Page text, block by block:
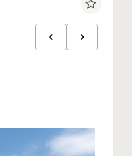
star_border